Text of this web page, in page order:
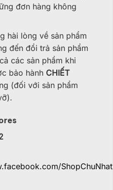
đơn hàng không
hài lòng về sản phẩm
đến đổi trả sản phẩm
các sản phẩm khi
bảo hành CHIẾT
(đối với sản phẩm